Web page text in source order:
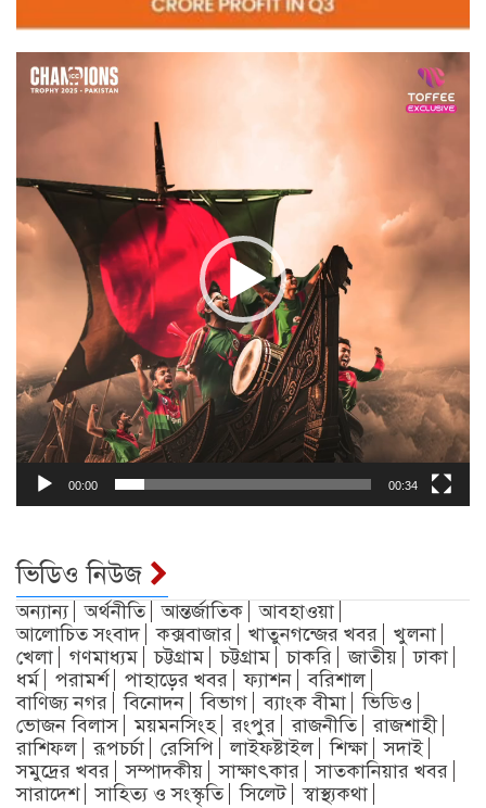
Video
Player
00:00 00:34
ভিডিও নিউজ
অন্যান্য অর্থনীতি আন্তর্জাতিক
আবহাওয়া
আলোচিত সংবাদ
কক্সবাজার খাতুনগন্জের খবর
খুলনা
খেলা
গণমাধ্যম চট্টগ্রাম চট্টগ্রাম চাকরি জাতীয়
ঢাকা
ধর্ম
পরামর্শ পাহাড়ের খবর ফ্যাশন
বরিশাল
বাণিজ্য নগর
বিনোদন বিভাগ ব্যাংক বীমা
ভিডিও
ভোজন বিলাস
ময়মনসিংহ রংপুর রাজনীতি
রাজশাহী
রাশিফল
রূপচর্চা রেসিপি লাইফষ্টাইল শিক্ষা
সদাই
সমুদ্রের খবর
সম্পাদকীয় সাক্ষাৎকার
সাতকানিয়ার খবর
সারাদেশ
সাহিত্য ও সংস্কৃতি সিলেট স্বাস্থ্যকথা